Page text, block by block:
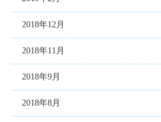
2018年12月
2018年11月
2018年9月
2018年8月